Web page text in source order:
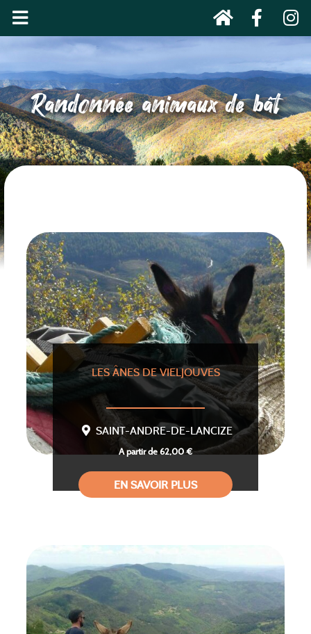
Randonnée animaux de bât
LES ÂNES DE VIELJOUVES
SAINT-ANDRE-DE-LANCIZE
A partir de 62,00 €
EN SAVOIR PLUS